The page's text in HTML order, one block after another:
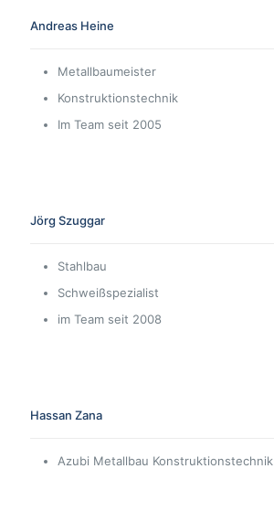
Andreas Heine
Metallbaumeister
Konstruktionstechnik
Im Team seit 2005
Jörg Szuggar
Stahlbau
Schweißspezialist
im Team seit 2008
Hassan Zana
Azubi Metallbau Konstruktionstechnik